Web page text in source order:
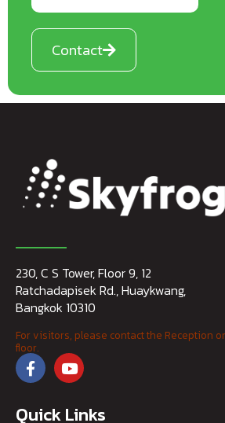
Ratchadapisek Rd., Huaykwang,
Bangkok 10310
For visitors, please contact the Reception on
floor.
Home
About Us
Products
Package
Contact
Blog
Contact Info